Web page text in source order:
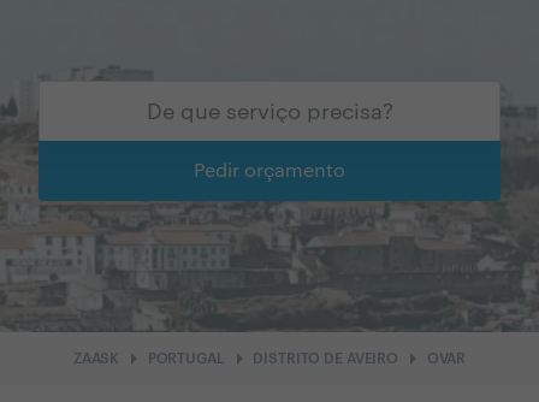
Pedir orçamento
ZAASK arrow_right PORTUGAL arrow_right DISTRITO DE AVEIRO arrow_right OVAR